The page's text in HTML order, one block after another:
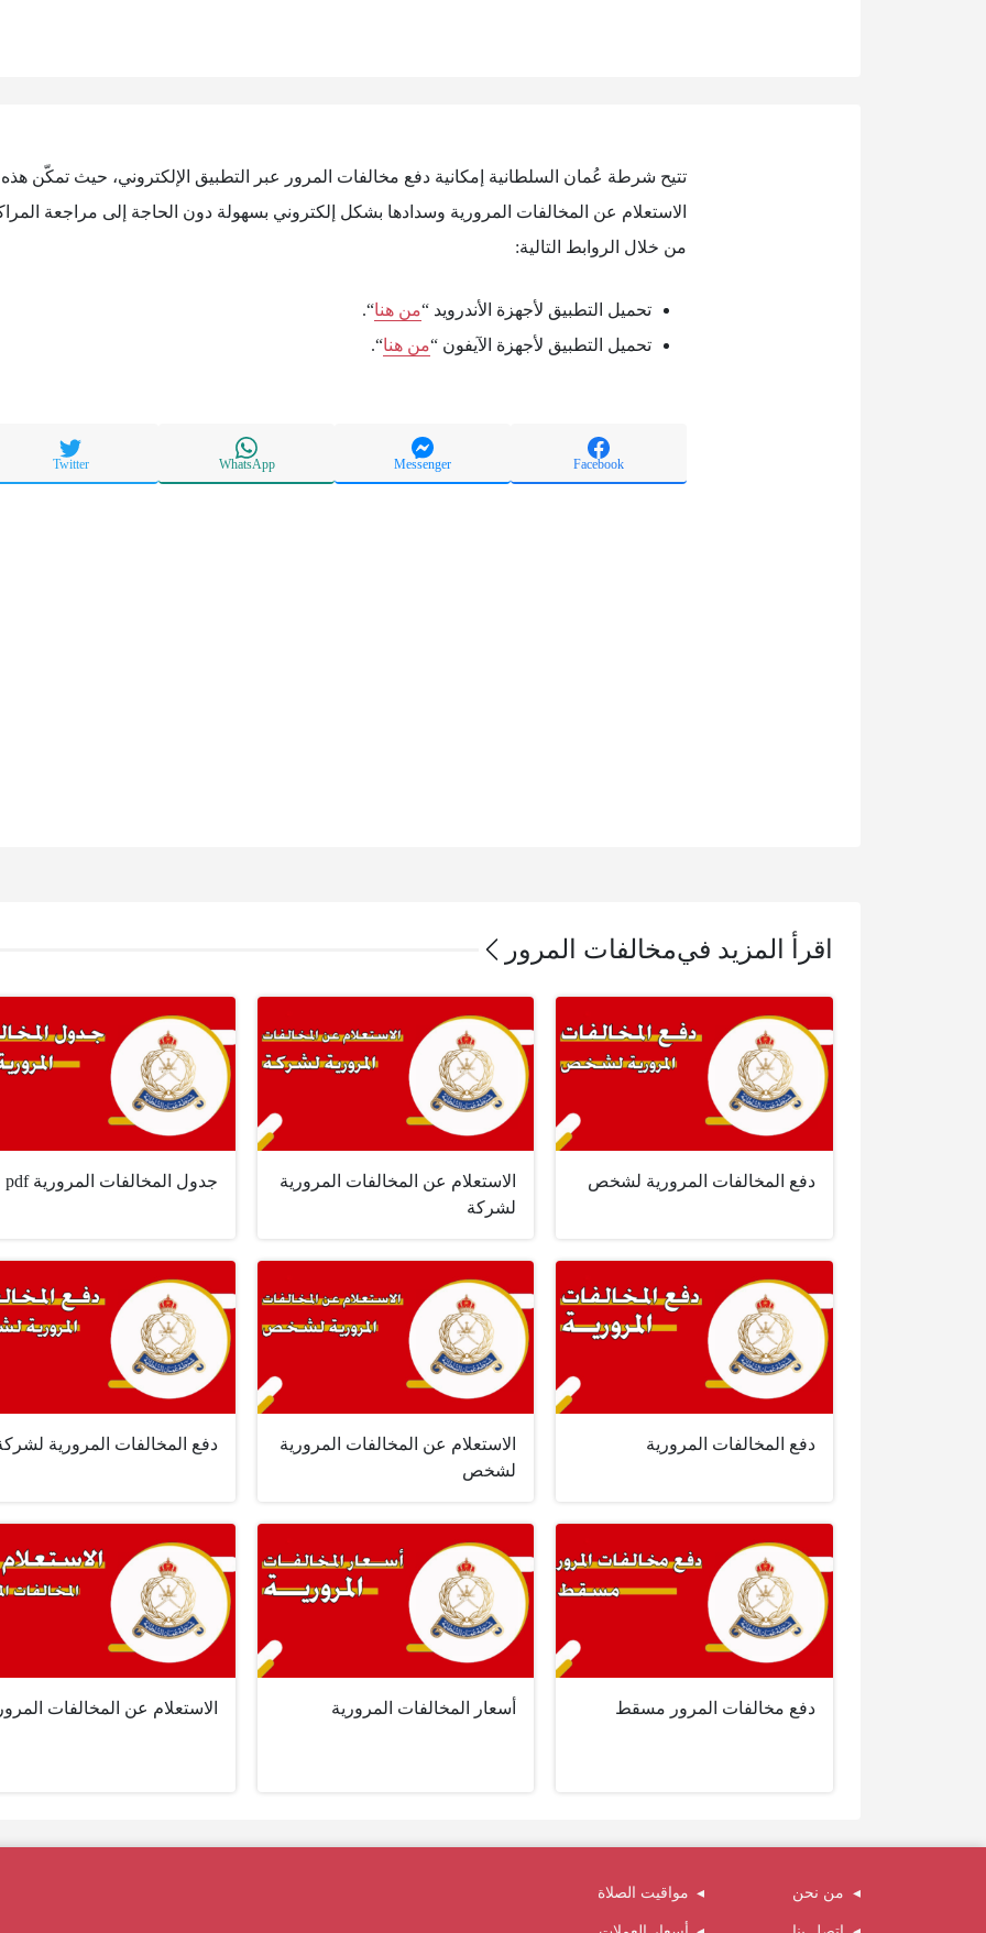
تتيح شرطة عُمان السلطانية إمكانية دفع مخالفات المرور عبر التطبيق الإلكتروني، حيث تمكّن هذه
الاستعلام عن المخالفات المرورية وسدادها بشكل إلكتروني بسهولة دون الحاجة إلى مراجعة
من خلال الروابط التالية:
تحميل التطبيق لأجهزة الأندرويد “من هنا“.
تحميل التطبيق لأجهزة الآيفون “من هنا“.
Facebook
Messenger
WhatsApp
Twitter
اقرأ المزيد فيمخالفات المرور
دفع المخالفات المرورية لشخص
الاستعلام عن المخالفات المرورية
لشركة
جدول المخالفات المرورية pdf
دفع المخالفات المرورية
الاستعلام عن المخالفات المرورية
لشخص
دفع المخالفات المرورية
دفع مخالفات المرور مسقط أسعار المخالفات المرورية الاستعلام عن المخالفات
من نحن مواقيت الصلاة